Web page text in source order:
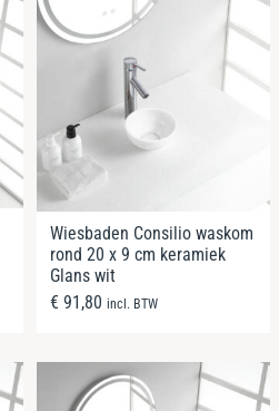
Wiesbaden Consilio waskom
rond 20 x 9 cm keramiek
Glans wit
€ 91,80 incl. BTW